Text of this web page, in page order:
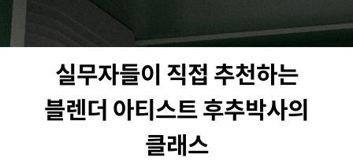
추천사
실무자들이 직접 추천하는
블렌더 아티스트 후추박사의
클래스